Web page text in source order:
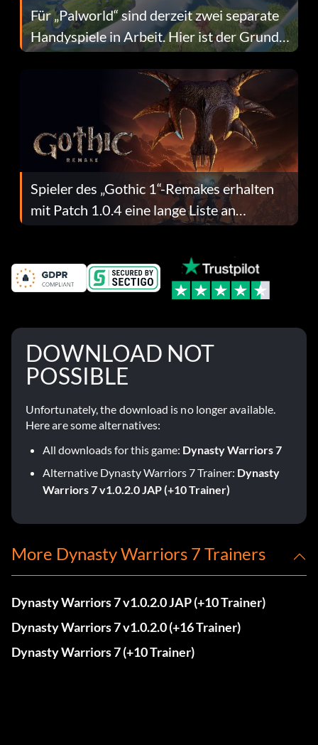
Für „Palworld“ sind derzeit zwei separate
Handyspiele in Arbeit. Hier ist der Grund
dafür.
Spieler des „Gothic 1“-Remakes erhalten
mit Patch 1.0.4 eine lange Liste an
Fehlerbehebungen
DOWNLOAD NOT
POSSIBLE
Unfortunately, the download is no longer available.
Here are some alternatives:
All downloads for this game: Dynasty Warriors 7
Alternative Dynasty Warriors 7 Trainer: Dynasty
Warriors 7 v1.0.2.0 JAP (+10 Trainer)
More Dynasty Warriors 7 Trainers
Dynasty Warriors 7 v1.0.2.0 JAP (+10 Trainer)
Dynasty Warriors 7 v1.0.2.0 (+16 Trainer)
Dynasty Warriors 7 (+10 Trainer)